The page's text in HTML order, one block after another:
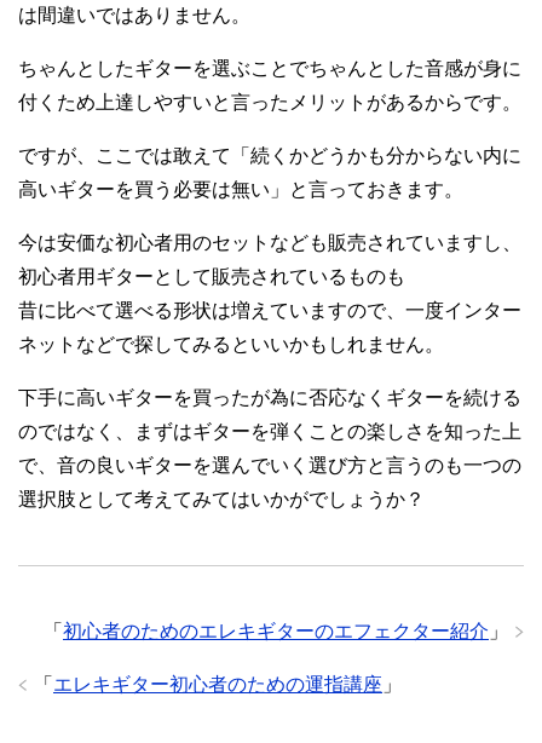
は間違いではありません。
ちゃんとしたギターを選ぶことでちゃんとした音感が身に
付くため上達しやすいと言ったメリットがあるからです。
ですが、ここでは敢えて「続くかどうかも分からない内に
高いギターを買う必要は無い」と言っておきます。
今は安価な初心者用のセットなども販売されていますし、
初心者用ギターとして販売されているものも
昔に比べて選べる形状は増えていますので、一度インター
ネットなどで探してみるといいかもしれません。
下手に高いギターを買ったが為に否応なくギターを続ける
のではなく、まずはギターを弾くことの楽しさを知った上
で、音の良いギターを選んでいく選び方と言うのも一つの
選択肢として考えてみてはいかがでしょうか？
「 初心者のためのエレキギターのエフェクター紹介 」
「 エレキギター初心者のための運指講座 」